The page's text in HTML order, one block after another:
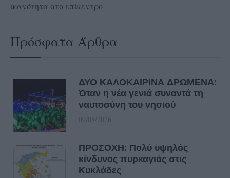
ικανότητα στο επίκεντρο
Πρόσφατα Άρθρα
ΔΥΟ ΚΑΛΟΚΑΙΡΙΝΑ ΔΡΩΜΕΝΑ:
Όταν η νέα γενιά συναντά τη
ναυτοσύνη του νησιού
09/08/2026
ΠΡΟΣΟΧΗ: Πολύ υψηλός
κίνδυνος πυρκαγιάς στις
Κυκλάδες